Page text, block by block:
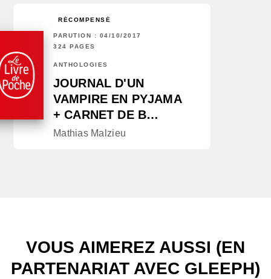
RÉCOMPENSÉ
PARUTION : 04/10/2017
324 PAGES
ANTHOLOGIES
JOURNAL D'UN
VAMPIRE EN PYJAMA
+ CARNET DE B…
Mathias Malzieu
VOUS AIMEREZ AUSSI (EN
PARTENARIAT AVEC GLEEPH)